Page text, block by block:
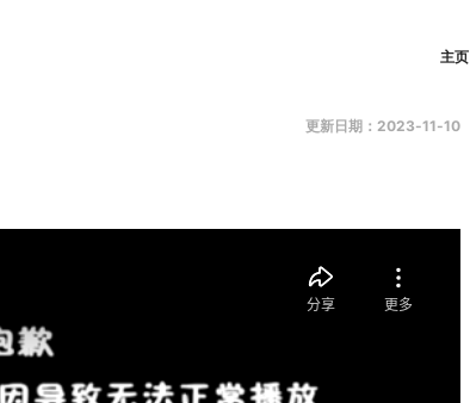
主页
更新日期：2023-11-10